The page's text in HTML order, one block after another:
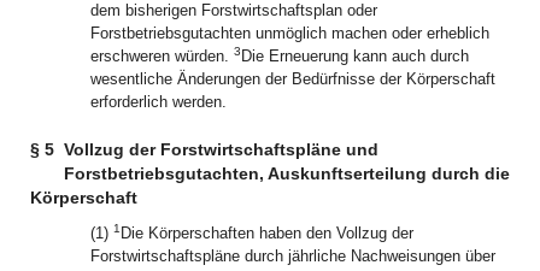
dem bisherigen Forstwirtschaftsplan oder
Forstbetriebsgutachten unmöglich machen oder erheblich
erschweren würden. 3 Die Erneuerung kann auch durch
wesentliche Änderungen der Bedürfnisse der Körperschaft
erforderlich werden.
§ 5 Vollzug der Forstwirtschaftspläne und
Forstbetriebsgutachten, Auskunftserteilung durch die
Körperschaft
(1) 1 Die Körperschaften haben den Vollzug der
Forstwirtschaftspläne durch jährliche Nachweisungen über